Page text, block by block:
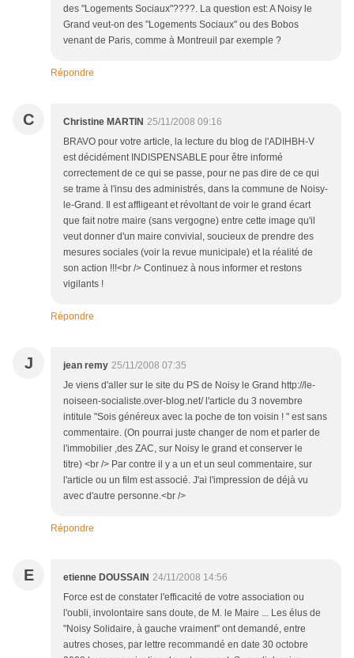
des "Logements Sociaux"????. La question est: A Noisy le
Grand veut-on des "Logements Sociaux" ou des Bobos
venant de Paris, comme à Montreuil par exemple ?
Répondre
C Christine MARTIN 25/11/2008 09:16
BRAVO pour votre article, la lecture du blog de l'ADIHBH-V
est décidément INDISPENSABLE pour être informé
correctement de ce qui se passe, pour ne pas dire de ce qui
se trame à l'insu des administrés, dans la commune de Noisy-
le-Grand. Il est affligeant et révoltant de voir le grand écart
que fait notre maire (sans vergogne) entre cette image qu'il
veut donner d'un maire convivial, soucieux de prendre des
mesures sociales (voir la revue municipale) et la réalité de
son action !!!<br /> Continuez à nous informer et restons
vigilants !
Répondre
J jean remy 25/11/2008 07:35
Je viens d'aller sur le site du PS de Noisy le Grand http://le-
noiseen-socialiste.over-blog.net/ l'article du 3 novembre
intitule "Sois généreux avec la poche de ton voisin ! " est sans
commentaire. (On pourrai juste changer de nom et parler de
l'immobilier ,des ZAC, sur Noisy le grand et conserver le
titre) <br /> Par contre il y a un et un seul commentaire, sur
l'article ou un film est associé. J'ai l'impression de déjà vu
avec d'autre personne.<br />
Répondre
E etienne DOUSSAIN 24/11/2008 14:56
Force est de constater l'efficacité de votre association ou
l'oubli, involontaire sans doute, de M. le Maire ... Les élus de
"Noisy Solidaire, à gauche vraiment" ont demandé, entre
autres choses, par lettre recommandé en date 30 octobre